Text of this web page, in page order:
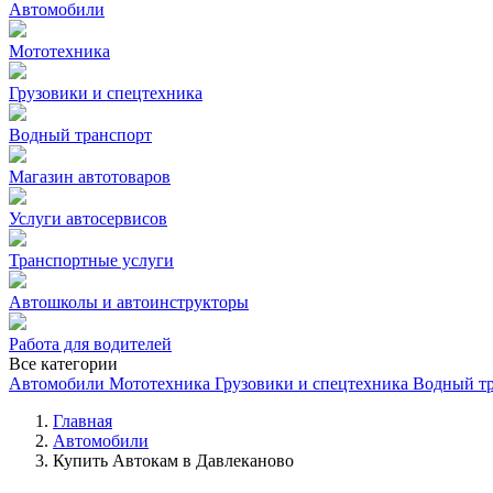
Автомобили
Мототехника
Грузовики и спецтехника
Водный транспорт
Магазин автотоваров
Услуги автосервисов
Транспортные услуги
Автошколы и автоинструкторы
Работа для водителей
Все категории
Автомобили Мототехника Грузовики и спецтехника Водный
Главная
Автомобили
Купить Автокам в Давлеканово